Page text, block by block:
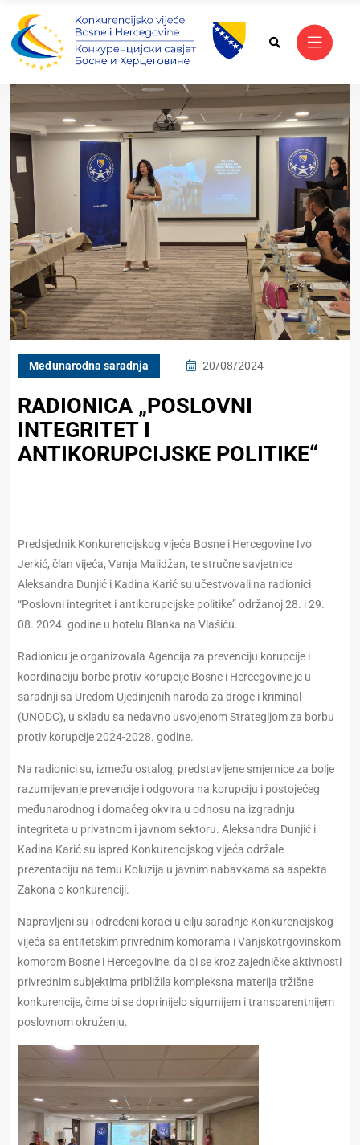
Međunarodna saradnja 20/08/2024
RADIONICA „POSLOVNI
INTEGRITET I
ANTIKORUPCIJSKE POLITIKE“
Predsjednik Konkurencijskog vijeća Bosne i Hercegovine Ivo
Jerkić, član vijeća, Vanja Malidžan, te stručne savjetnice
Aleksandra Dunjić i Kadina Karić su učestvovali na radionici
“Poslovni integritet i antikorupcijske politike” održanoj 28. i 29.
08. 2024. godine u hotelu Blanka na Vlašiću.
Radionicu je organizovala Agencija za prevenciju korupcije i
koordinaciju borbe protiv korupcije Bosne i Hercegovine je u
saradnji sa Uredom Ujedinjenih naroda za droge i kriminal
(UNODC), u skladu sa nedavno usvojenom Strategijom za borbu
protiv korupcije 2024-2028. godine.
Na radionici su, između ostalog, predstavljene smjernice za bolje
razumijevanje prevencije i odgovora na korupciju i postojećeg
međunarodnog i domaćeg okvira u odnosu na izgradnju
integriteta u privatnom i javnom sektoru. Aleksandra Dunjić i
Kadina Karić su ispred Konkurencijskog vijeća održale
prezentaciju na temu Koluzija u javnim nabavkama sa aspekta
Zakona o konkurenciji.
Napravljeni su i određeni koraci u cilju saradnje Konkurencijskog
vijeća sa entitetskim privrednim komorama i Vanjskotrgovinskom
komorom Bosne i Hercegovine, da bi se kroz zajedničke aktivnosti
privrednim subjektima približila kompleksna materija tržišne
konkurencije, čime bi se doprinijelo sigurnijem i transparentnijem
poslovnom okruženju.